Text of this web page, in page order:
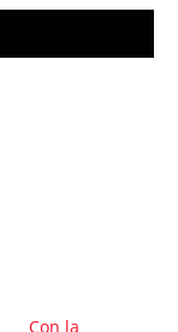
Con la